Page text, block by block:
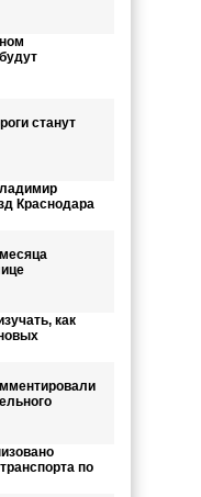
станут
Краснодара
как
по